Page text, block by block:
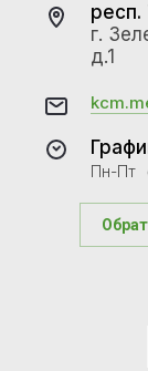
респ.
г.
д.1
Пн-Пт